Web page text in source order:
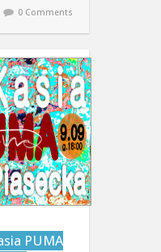
0 Comments
PUMA